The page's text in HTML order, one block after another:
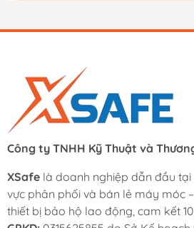
Công ty TNHH Kỹ Thuật và
XSafe là doanh nghiệp dẫn đầu
vực phân phối và bán lẻ máy móc
thiết bị bảo hộ lao động, cam kết